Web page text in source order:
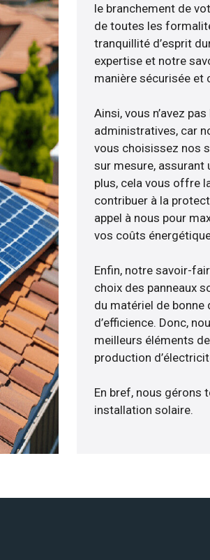
le branchement de
de toutes les
tranquillité d’esprit
expertise et notre
manière sécurisée et
Ainsi, vous n’avez
administratives, car
vous choisissez nos
sur mesure, assurant
plus, cela vous offre
contribuer à la
appel à nous pour
vos coûts
Enfin, notre savoir-
choix des panneaux
du matériel de bonne
d’efficience. Donc,
meilleurs éléments
production
En bref, nous gérons
installation solaire.